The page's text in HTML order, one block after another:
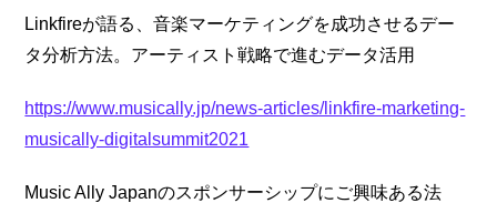
Linkfireが語る、音楽マーケティングを成功させるデー
タ分析方法。アーティスト戦略で進むデータ活用
https://www.musically.jp/news-articles/linkfire-marketing-
musically-digitalsummit2021
Music Ally Japanのスポンサーシップにご興味ある法